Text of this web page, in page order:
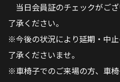
当日会員証のチェックがご
了承ください。
※今後の状況により延期・中
了承くださいませ。
※車椅子でのご来場の方、車